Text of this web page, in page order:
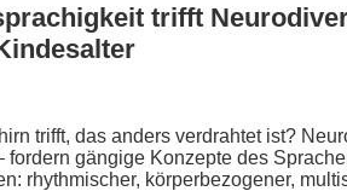
trifft
trifft, das anders verdrahtet ist?
gängige Konzepte des
rhythmischer, körperbezogener,